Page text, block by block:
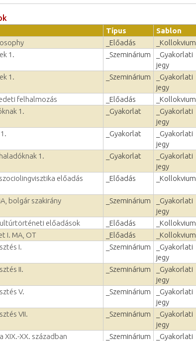
Típus Sablon
_Előadás
_Kollokvium
1. _Szeminárium
_Gyakorlati
jegy
1. _Szeminárium
_Gyakorlati
jegy
felhalmozás _Előadás
_Kollokvium
1. _Gyakorlat
_Gyakorlati
jegy
_Gyakorlat
_Gyakorlati
jegy
1. _Gyakorlat
_Gyakorlati
jegy
előadás _Előadás _Kollokvium
bolgár szakirány _Szeminárium
_Gyakorlati
jegy
előadások _Előadás
_Kollokvium
I. MA, OT _Előadás
_Kollokvium
I. _Szeminárium
_Gyakorlati
jegy
II. _Szeminárium
_Gyakorlati
jegy
V. _Szeminárium
_Gyakorlati
jegy
VII. _Szeminárium
_Gyakorlati
jegy
XIX.-XX. században _Szeminárium
_Gyakorlati